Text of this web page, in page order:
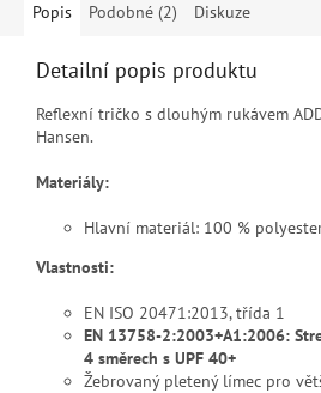
Popis Podobné (2) Diskuze
Detailní popis produktu
Reflexní tričko s dlouhým rukávem
Hansen.
Materiály:
Hlavní materiál: 100 %
Vlastnosti:
EN ISO 20471:2013, třída 1
EN 13758-2:2003+A1:2006:
4 směrech s UPF 40+
Žebrovaný pletený límec pro